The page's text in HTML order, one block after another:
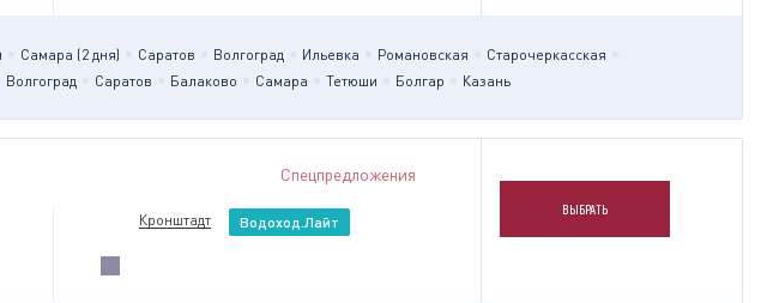
Самара (2 дня) Саратов Волгоград Ильевка Романовская
Старочеркасская
Волгоград Саратов Балаково Самара Тетюши Болгар Казань
Спецпредложения
Кронштадт Водоход.Лайт
ВЫБРАТЬ